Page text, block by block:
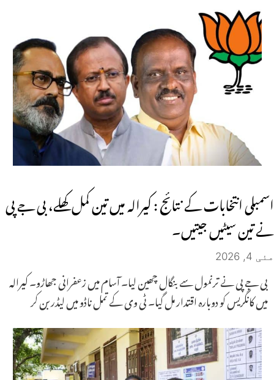
اسمبلی انتخابات کے نتائج : کیرالہ میں تین کمل کھلے، بی جے پی
نے تین سیٹیں جیتیں۔
مئی 4, 2026
بی جے پی نے ترنمول سے بنگال چھین لیا۔ آسام میں زعفرانی جھاڑو۔ کیرالہ
میں کانگریس کو دوبارہ اقتدار مل گیا۔ ٹی وی کے تمل ناڈو میں لیڈر بن کر